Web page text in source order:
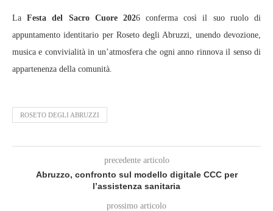
La Festa del Sacro Cuore 2026 conferma così il suo ruolo di
appuntamento identitario per Roseto degli Abruzzi, unendo devozione,
musica e convivialità in un’atmosfera che ogni anno rinnova il senso di
appartenenza della comunità.
ROSETO DEGLI ABRUZZI
precedente articolo
Abruzzo, confronto sul modello digitale CCC per
l’assistenza sanitaria
prossimo articolo